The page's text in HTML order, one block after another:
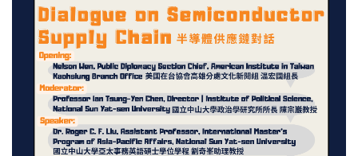
— A High School Student’s Perspective on the Teaching of
White Terror History in Postwar Taiwan 政經四 邱霱 Borders in
the Sky: Taiwan’s Air Right Challenges and Aerial Order under
Geopolitical Constraints 政經四 楊翊豪 An Empirical
Comparison of ETF Investment Strategies: KD Strategy,
Machine Learning, and DCA Strategy: Reward and Risk
Analysis 政治二 孫郁琪 Selective Exposure as a Mediating
Mechanism of Affective Polarization 政治二 張瀞云 Do
Reserved Se